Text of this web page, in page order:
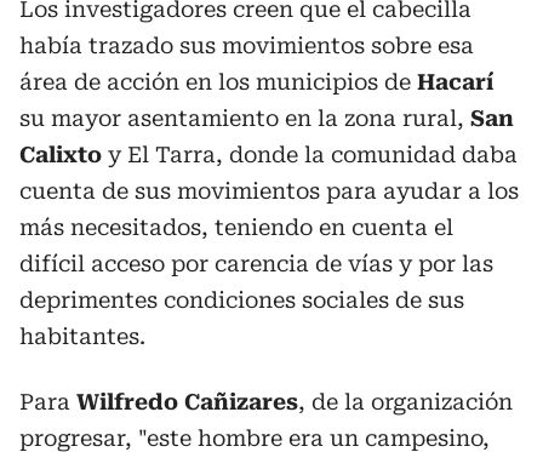
Los investigadores creen que el cabecilla
había trazado sus movimientos sobre esa
área de acción en los municipios de Hacarí
su mayor asentamiento en la zona rural, San
Calixto y El Tarra, donde la comunidad daba
cuenta de sus movimientos para ayudar a los
más necesitados, teniendo en cuenta el
difícil acceso por carencia de vías y por las
deprimentes condiciones sociales de sus
habitantes.
Para Wilfredo Cañizares, de la organización
progresar, "este hombre era un campesino,